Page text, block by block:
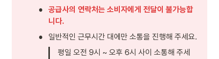
•
공급사의 연락처는 소비자에게 전달이 불가능합
니다.
•
평일 오전 9시 ~ 오후 6시 사이 소통해 주세